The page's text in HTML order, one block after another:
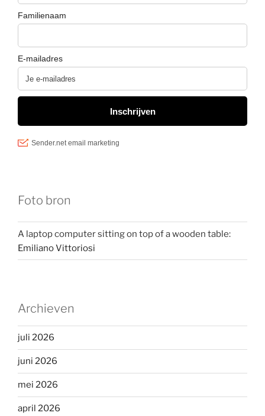
Foto bron
A laptop computer sitting on top of a wooden table:
Emiliano Vittoriosi
Archieven
juli 2026
juni 2026
mei 2026
april 2026